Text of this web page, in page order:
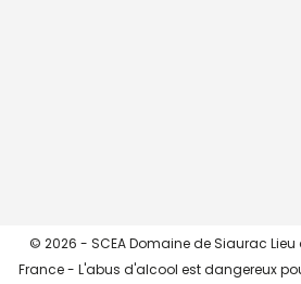
© 2026 - SCEA Domaine de Siaurac
France - L'abus d'alcool est dangereux